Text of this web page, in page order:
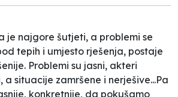
je najgore šutjeti, a problemi se
tepih i umjesto rješenja, postaje
Problemi su jasni, akteri
situacije zamršene i nerješive...Pa
konkretnije, da pokušamo